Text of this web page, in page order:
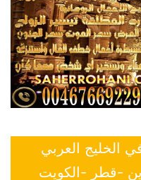
الخليج العربي
-قطر -الكويت